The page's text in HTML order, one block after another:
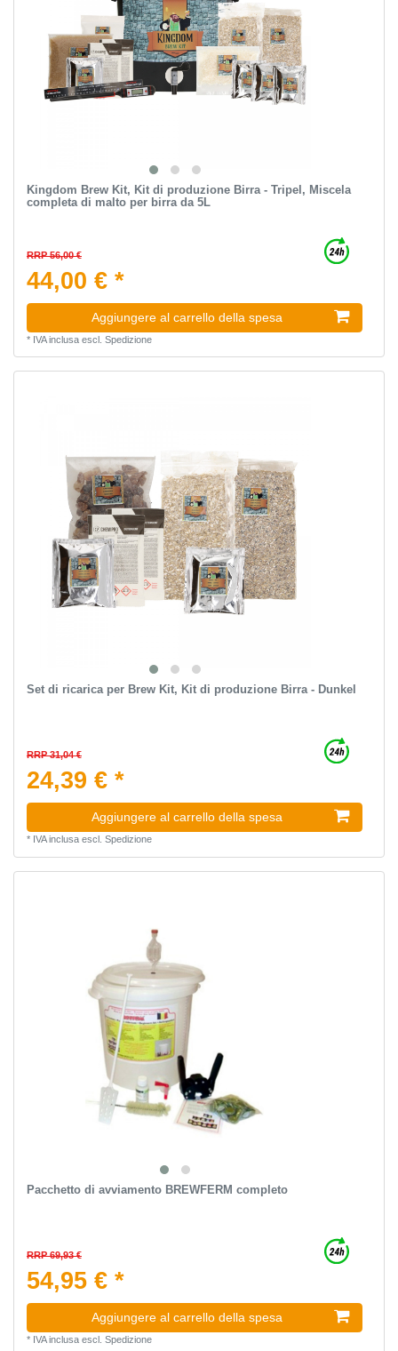
Kingdom Brew Kit, Kit di produzione Birra - Tripel, Miscela
completa di malto per birra da 5L
RRP 56,00 €
44,00 € *
Aggiungere al carrello della spesa
* IVA inclusaescl. Spedizione
Set di ricarica per Brew Kit, Kit di produzione Birra - Dunkel
RRP 31,04 €
24,39 € *
Aggiungere al carrello della spesa
* IVA inclusaescl. Spedizione
Pacchetto di avviamento BREWFERM completo
RRP 69,93 €
54,95 € *
Aggiungere al carrello della spesa
* IVA inclusaescl. Spedizione